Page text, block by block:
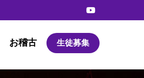
お稽古 生徒募集